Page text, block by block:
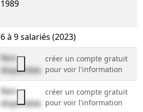
1989
6 à 9 salariés (2023)
Non
disponible
créer un compte gratuit
pour voir l'information
Non
disponible
créer un compte gratuit
pour voir l'information